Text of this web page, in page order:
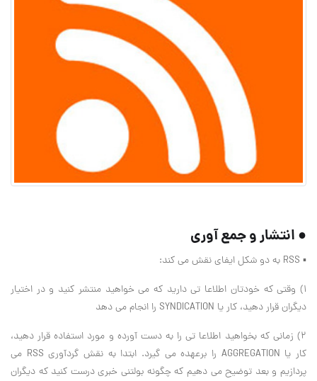
● انتشار و جمع آوری
▪ RSS به دو شکل ایفای نقش می کند:
1) وقتی که خودتان اطلاعا تی دارید که می خواهید منتشر کنید و در اختیار
دیگران قرار دهید، کار یا SYNDICATION را انجام می دهد
2) زمانی که بخواهید اطلاعا تی را به دست آورده و مورد استفاده قرار دهید،
کار یا AGGREGATION را برعهده می گیرد. ابتدا به نقش گردآوری RSS می
پردازیم و بعد توضیح می دهیم که چگونه بولتنی خبری درست کنید که دیگران